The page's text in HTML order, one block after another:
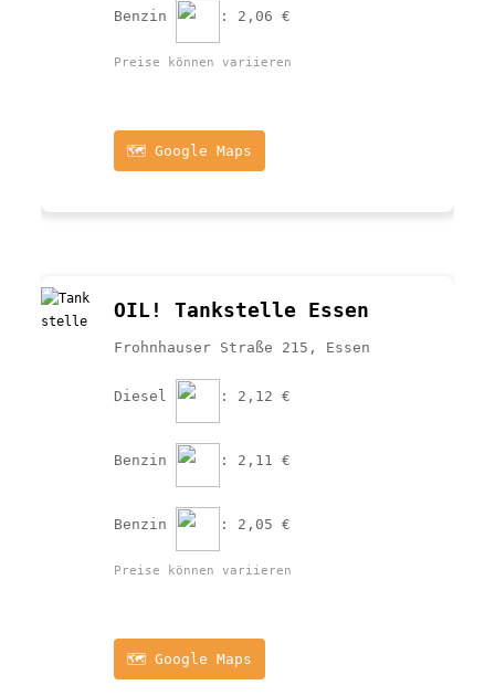
Benzin : 2,06 €
Preise können variieren
🗺️ Google Maps
OIL! Tankstelle Essen
Frohnhauser Straße 215, Essen
Diesel : 2,12 €
Benzin : 2,11 €
Benzin : 2,05 €
Preise können variieren
🗺️ Google Maps